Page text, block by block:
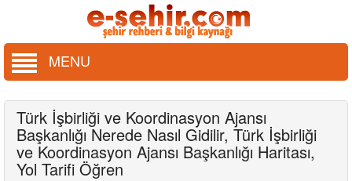
MENU
Türk İşbirliği ve Koordinasyon Ajansı
Başkanlığı Nerede Nasıl Gidilir, Türk İşbirliği
ve Koordinasyon Ajansı Başkanlığı Haritası,
Yol Tarifi Öğren